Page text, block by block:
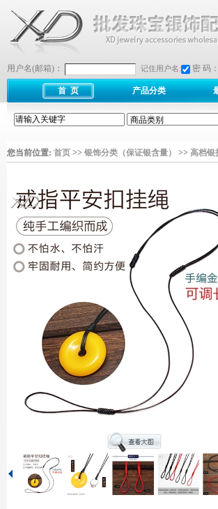
用户名(邮箱)： 记住用户名: 密 码：
首 页 产品分类
您当前位置: 首页 >> 银饰分类（保证银含量） >> 高档银